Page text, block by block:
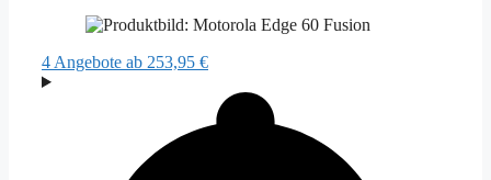
4 Angebote ab 253,95 €